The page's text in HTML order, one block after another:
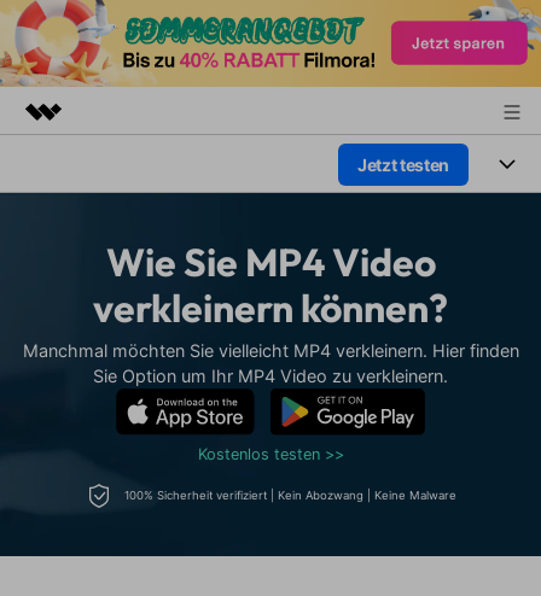
Dienstprogramme
Presseraum
Jetzt testen
Plattformen
Funktionen
Video/Foto
Lösungen
Soziale Medien
Lifestyle & Spaß
Ressourcen
Video-Prompts
Prompts – schnell ähnliche
fortgeschrittene
Wie Sie MP4 Video
verkleinern können?
Manchmal möchten Sie vielleicht MP4 verkleinern. Hier finden
Sie Option um Ihr MP4 Video zu verkleinern.
Kostenlos testen >>
100% Sicherheit verifiziert | Kein Abozwang | Keine Malware